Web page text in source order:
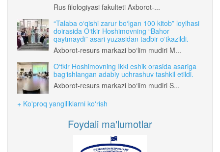
Rus filologiyasi fakulteti Axborot-...
“Talaba o‘qishi zarur bo‘lgan 100 kitob” loyihasi
doirasida O‘tkir Hoshimovning “Bahor
qaytmaydi” asari yuzasidan tadbir o‘tkazildi.
Axborot-resurs markazi bo‘lim mudiri M...
O‘tkir Hoshimovning Ikki eshik orasida asariga
bag‘ishlangan adabiy uchrashuv tashkil etildi.
Axborot-resurs markazi bo‘lim mudiri S...
+ Ko'proq yangiliklarni ko'rish
Foydali ma'lumotlar